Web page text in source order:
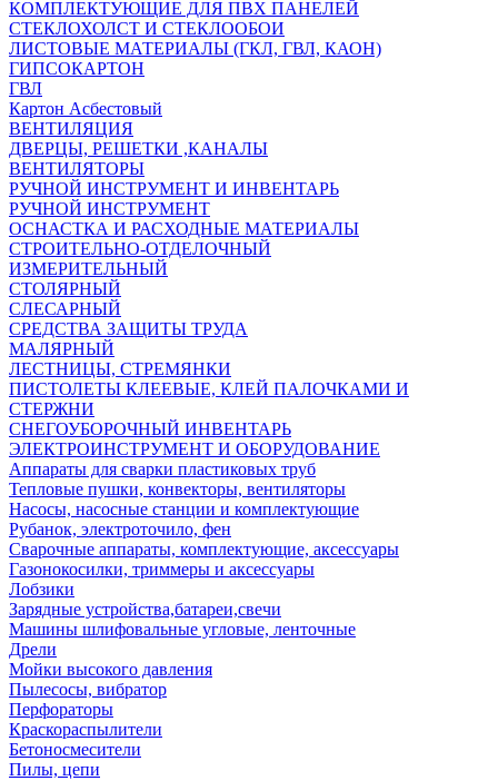
КОМПЛЕКТУЮЩИЕ ДЛЯ ПВХ ПАНЕЛЕЙ
СТЕКЛОХОЛСТ И СТЕКЛООБОИ
ЛИСТОВЫЕ МАТЕРИАЛЫ (ГКЛ, ГВЛ, КАОН)
ГИПСОКАРТОН
ГВЛ
Картон Асбестовый
ВЕНТИЛЯЦИЯ
ДВЕРЦЫ, РЕШЕТКИ ,КАНАЛЫ
ВЕНТИЛЯТОРЫ
РУЧНОЙ ИНСТРУМЕНТ И ИНВЕНТАРЬ
РУЧНОЙ ИНСТРУМЕНТ
ОСНАСТКА И РАСХОДНЫЕ МАТЕРИАЛЫ
СТРОИТЕЛЬНО-ОТДЕЛОЧНЫЙ
ИЗМЕРИТЕЛЬНЫЙ
СТОЛЯРНЫЙ
СЛЕСАРНЫЙ
СРЕДСТВА ЗАЩИТЫ ТРУДА
МАЛЯРНЫЙ
ЛЕСТНИЦЫ, СТРЕМЯНКИ
ПИСТОЛЕТЫ КЛЕЕВЫЕ, КЛЕЙ ПАЛОЧКАМИ И
СТЕРЖНИ
СНЕГОУБОРОЧНЫЙ ИНВЕНТАРЬ
ЭЛЕКТРОИНСТРУМЕНТ И ОБОРУДОВАНИЕ
Аппараты для сварки пластиковых труб
Тепловые пушки, конвекторы, вентиляторы
Насосы, насосные станции и комплектующие
Рубанок, электроточило, фен
Сварочные аппараты, комплектующие, аксессуары
Газонокосилки, триммеры и аксессуары
Лобзики
Зарядные устройства,батареи,свечи
Машины шлифовальные угловые, ленточные
Дрели
Мойки высокого давления
Пылесосы, вибратор
Перфораторы
Краскораспылители
Бетоносмесители
Пилы, цепи